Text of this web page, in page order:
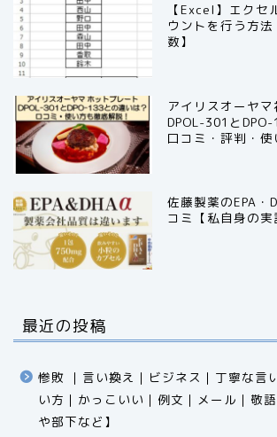
【Excel】エクセ
ウントを行う方
数】
アイリスオーヤ
DPOL-301と
口コミ・評判・使
佐藤製薬のEPA・
コミ【私自身の実
最近の投稿
惨敗 ｜言い換え｜ビジネス｜丁寧な言
い方｜かっこいい｜例文｜メール｜敬
や部下など】​​​​​​​​​​​​​​​​